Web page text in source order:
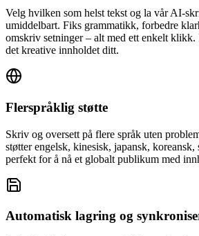
Velg hvilken som helst tekst og la vår AI-
umiddelbart. Fiks grammatikk, forbedre
omskriv setninger – alt med ett enkelt klikk.
det kreative innholdet ditt.
Flerspråklig støtte
Skriv og oversett på flere språk uten
støtter engelsk, kinesisk, japansk,
perfekt for å nå et globalt publikum med
Automatisk lagring og